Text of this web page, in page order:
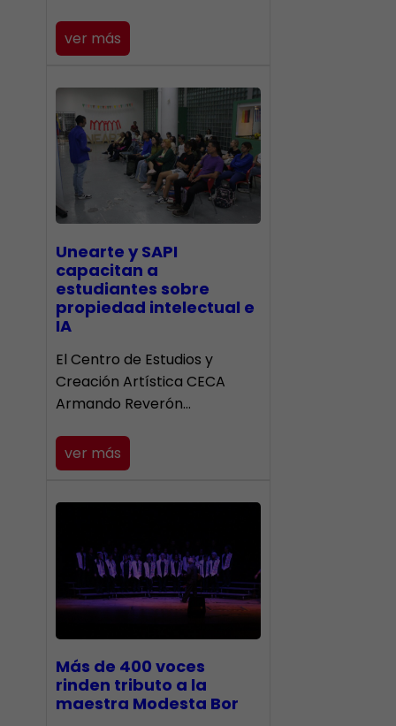
ver más
Unearte y SAPI
capacitan a
estudiantes sobre
propiedad intelectual e
IA
El Centro de Estudios y
Creación Artística CECA
Armando Reverón…
ver más
Más de 400 voces
rinden tributo a la
maestra Modesta Bor